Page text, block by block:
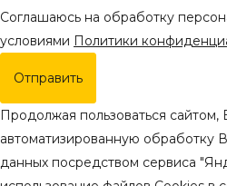
Соглашаюсь на обработку
условиями Политики
Отправить
Продолжая пользоваться сайтом,
автоматизированную обработку
данных посредством сервиса